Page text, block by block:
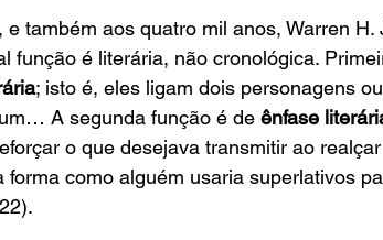
também aos quatro mil anos, Warren H.
função é literária, não cronológica.
; isto é, eles ligam dois personagens
A segunda função é de ênfase
o que desejava transmitir ao
como alguém usaria superlativos